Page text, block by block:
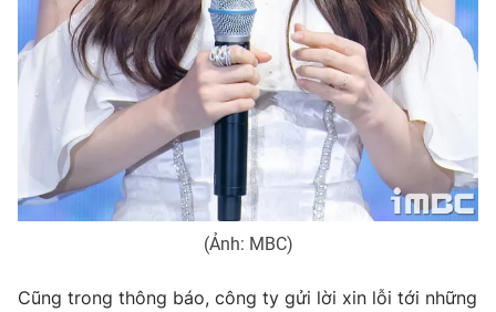
VTV Sức khoẻ Bất động sản
Thị trường 24h Tấm lòng Việt
VTV4 Vươn mình bằng AI
VTV9 VTV8
(Ảnh: MBC)
Cũng trong thông báo, công ty gửi lời xin lỗi tới những